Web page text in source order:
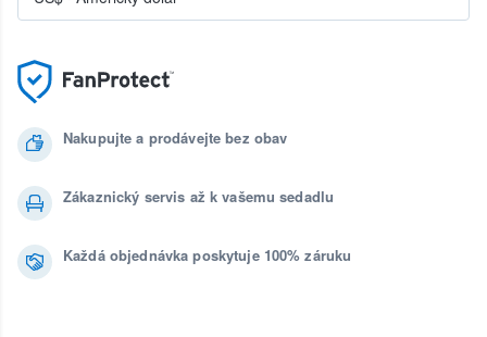
Nakupujte a prodávejte bez obav
Zákaznický servis až k vašemu sedadlu
Každá objednávka poskytuje 100% záruku